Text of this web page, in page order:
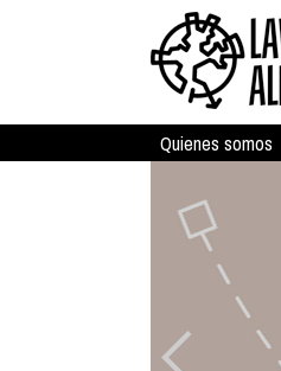
Quienes somos